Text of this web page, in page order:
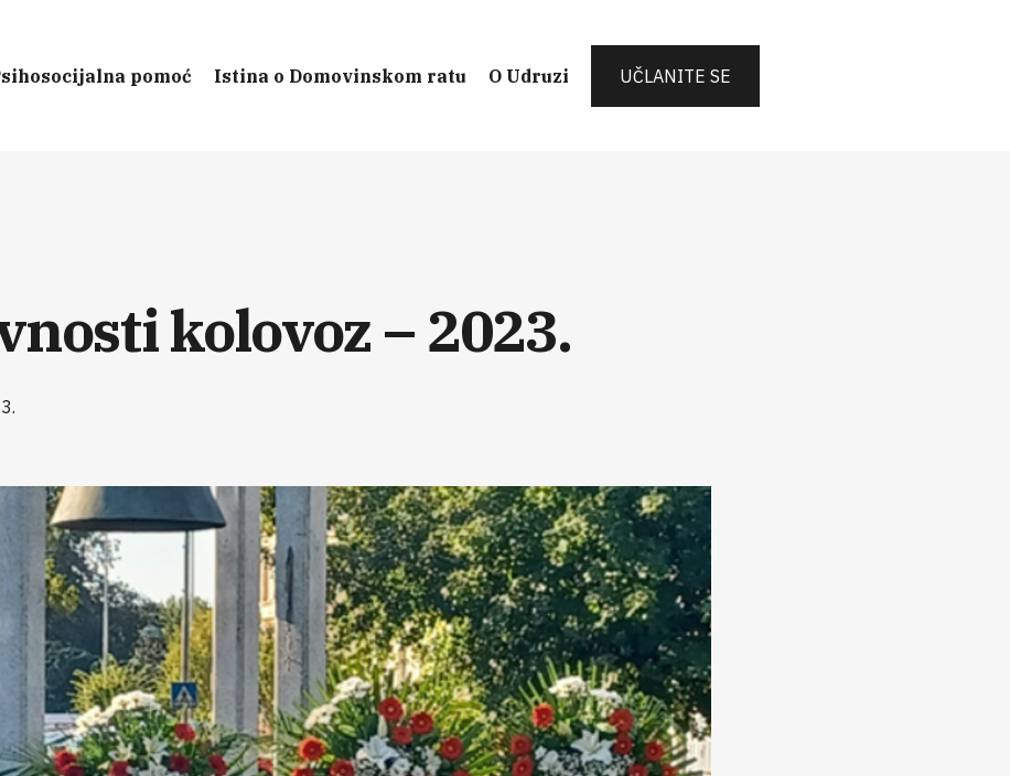
pomoć Istina o Domovinskom ratu O Udruzi UČLANITE SE
kolovoz – 2023.